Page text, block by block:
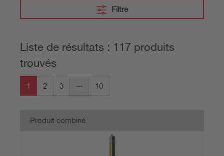
Filtre
Liste de résultats : 117 produits
trouvés
1 2 3 10
Produit combiné